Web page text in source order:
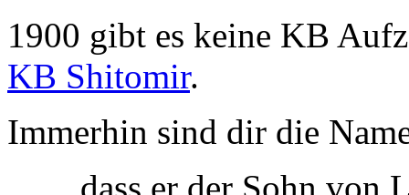
1900 gibt es keine KB
KB Shitomir.
Immerhin sind dir die